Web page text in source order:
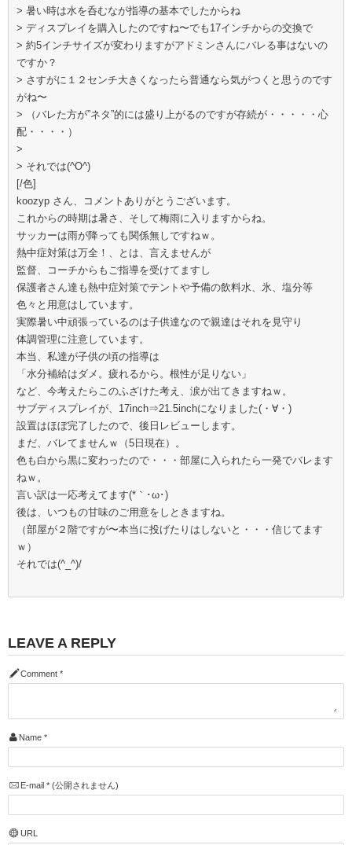
> 暑い時は水を呑むなが指導の基本でしたからね
> ディスプレイを購入したのですね〜でも17インチからの交換で
> 約5インチサイズが変わりますがアドミンさんにバレる事はないの
ですか？
> さすがに１２センチ大きくなったら普通なら気がつくと思うのです
がね〜
> （バレた方が”ネタ”的には盛り上がるのですが存続が・・・・・心
配・・・・）
>
> それでは(^O^)
[/色]
koozyp さん、コメントありがとうございます。
これからの時期は暑さ、そして梅雨に入りますからね。
サッカーは雨が降っても関係無しですねｗ。
熱中症対策は万全！、とは、言えませんが
監督、コーチからもご指導を受けてますし
保護者さん達も熱中症対策でテントや予備の飲料水、氷、塩分等
色々と用意はしています。
実際暑い中頑張っているのは子供達なので親達はそれを見守り
体調管理に注意しています。
本当、私達が子供の頃の指導は
「水分補給はダメ。疲れるから。根性が足りない」
など、今考えたらこのふざけた考え、涙が出てきますねｗ。
サブディスプレイが、17inch⇒21.5inchになりました(・∀・)
設置はほぼ完了したので、後日レビューします。
まだ、バレてませんｗ（5日現在）。
色も白から黒に変わったので・・・部屋に入られたら一発でバレます
ねｗ。
言い訳は一応考えてます(*｀･ω･)ゞ
後は、いつもの甘味のご用意をしときますね。
（部屋が２階ですが〜本当に投げたりはしないと・・・信じてます
ｗ）
それでは(^_^)/
LEAVE A REPLY
Comment *
Name *
E-mail *(公開されません)
URL